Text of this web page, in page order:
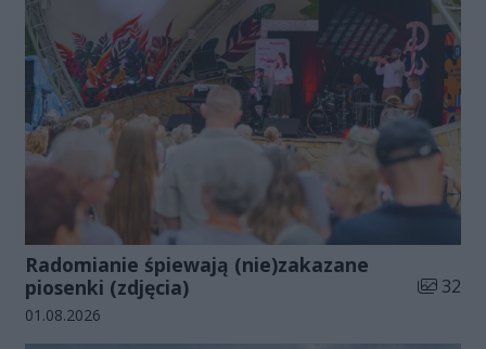
Radomianie śpiewają (nie)zakazane
piosenki (zdjęcia)
Liczba
32
Data dodania galerii:
01.08.2026